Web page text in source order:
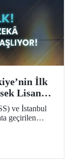
İlk
Lisans
ve İstanbul
geçirilen
alanda